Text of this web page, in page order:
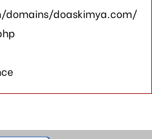
domains/doaskimya.com/